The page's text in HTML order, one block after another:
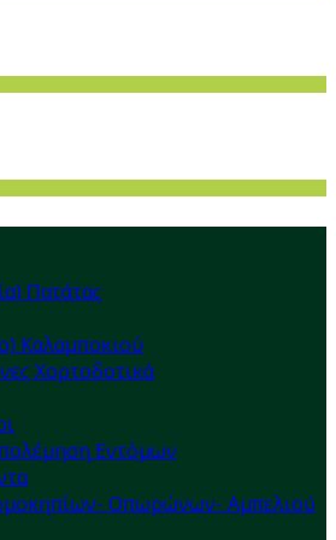
Πατάτας
Καλαμποκιού
Χορτοδοτικά
Εντόμων
Οπωρώνων- Αμπελιού